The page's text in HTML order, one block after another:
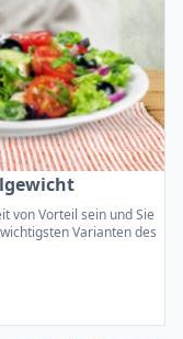
von Vorteil sein und Sie
Varianten des